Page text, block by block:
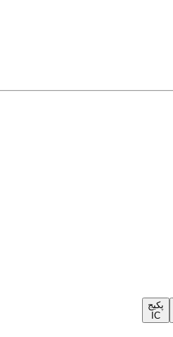
پکیج
IC